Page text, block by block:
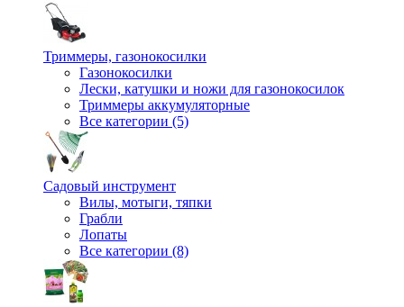
Триммеры, газонокосилки
Газонокосилки
Лески, катушки и ножи для газонокосилок
Триммеры аккумуляторные
Все категории (5)
Садовый инструмент
Вилы, мотыги, тяпки
Грабли
Лопаты
Все категории (8)